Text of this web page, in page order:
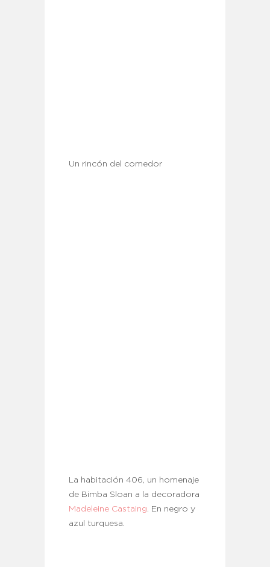
Un rincón del comedor
La habitación 406, un homenaje
de Bimba Sloan a la decoradora
Madeleine Castaing . En negro y
azul turquesa.